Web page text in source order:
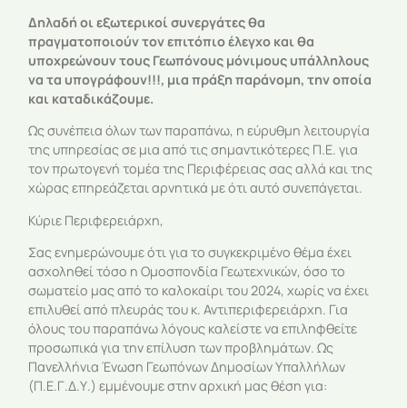
Δηλαδή οι εξωτερικοί συνεργάτες θα
πραγματοποιούν τον επιτόπιο έλεγχο και θα
υποχρεώνουν τους Γεωπόνους μόνιμους υπάλληλους
να τα υπογράφουν!!!, μια πράξη παράνομη, την οποία
και καταδικάζουμε.
Ως συνέπεια όλων των παραπάνω, η εύρυθμη λειτουργία
της υπηρεσίας σε μια από τις σημαντικότερες Π.Ε. για
τον πρωτογενή τομέα της Περιφέρειας σας αλλά και της
χώρας επηρεάζεται αρνητικά με ότι αυτό συνεπάγεται.
Κύριε Περιφερειάρχη,
Σας ενημερώνουμε ότι για το συγκεκριμένο θέμα έχει
ασχοληθεί τόσο η Ομοσπονδία Γεωτεχνικών, όσο το
σωματείο μας από το καλοκαίρι του 2024, χωρίς να έχει
επιλυθεί από πλευράς του κ. Αντιπεριφερειάρχη. Για
όλους του παραπάνω λόγους καλείστε να επιληφθείτε
προσωπικά για την επίλυση των προβλημάτων. Ως
Πανελλήνια Ένωση Γεωπόνων Δημοσίων Υπαλλήλων
(Π.Ε.Γ.Δ.Υ.) εμμένουμε στην αρχική μας θέση για: